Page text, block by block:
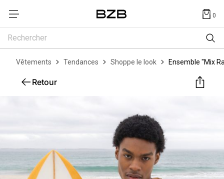
0
Rechercher
Vêtements Tendances Shoppe le look Ensemble "Mix
Retour